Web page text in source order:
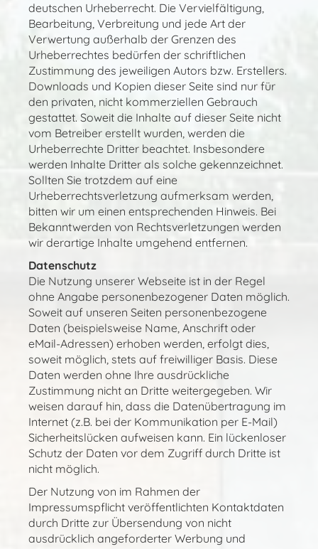
deutschen Urheberrecht. Die Vervielfältigung,
Bearbeitung, Verbreitung und jede Art der
Verwertung außerhalb der Grenzen des
Urheberrechtes bedürfen der schriftlichen
Zustimmung des jeweiligen Autors bzw. Erstellers.
Downloads und Kopien dieser Seite sind nur für
den privaten, nicht kommerziellen Gebrauch
gestattet. Soweit die Inhalte auf dieser Seite nicht
vom Betreiber erstellt wurden, werden die
Urheberrechte Dritter beachtet. Insbesondere
werden Inhalte Dritter als solche gekennzeichnet.
Sollten Sie trotzdem auf eine
Urheberrechtsverletzung aufmerksam werden,
bitten wir um einen entsprechenden Hinweis. Bei
Bekanntwerden von Rechtsverletzungen werden
wir derartige Inhalte umgehend entfernen.
Datenschutz
Die Nutzung unserer Webseite ist in der Regel
ohne Angabe personenbezogener Daten möglich.
Soweit auf unseren Seiten personenbezogene
Daten (beispielsweise Name, Anschrift oder
eMail-Adressen) erhoben werden, erfolgt dies,
soweit möglich, stets auf freiwilliger Basis. Diese
Daten werden ohne Ihre ausdrückliche
Zustimmung nicht an Dritte weitergegeben. Wir
weisen darauf hin, dass die Datenübertragung im
Internet (z.B. bei der Kommunikation per E-Mail)
Sicherheitslücken aufweisen kann. Ein lückenloser
Schutz der Daten vor dem Zugriff durch Dritte ist
nicht möglich.
Der Nutzung von im Rahmen der
Impressumspflicht veröffentlichten Kontaktdaten
durch Dritte zur Übersendung von nicht
ausdrücklich angeforderter Werbung und